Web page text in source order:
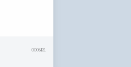
0006131